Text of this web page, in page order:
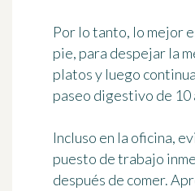
Por lo tanto, lo mejor
pie, para despejar la
platos y luego
paseo digestivo de 10
Incluso en la oficina,
puesto de trabajo
después de comer.